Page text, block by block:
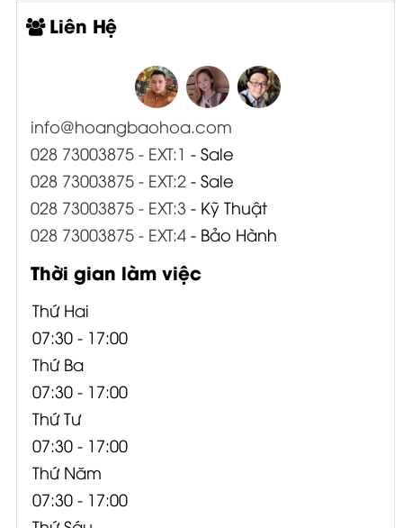
Liên Hệ
info@hoangbaohoa.com
028 73003875 - EXT:1 - Sale
028 73003875 - EXT:2- Sale
028 73003875 - EXT:3 - Kỹ Thuật
028 73003875 - EXT:4- Bảo Hành
Thời gian làm việc
Thứ Hai
07:30 - 17:00
Thứ Ba
07:30 - 17:00
Thứ Tư
07:30 - 17:00
Thứ Năm
07:30 - 17:00